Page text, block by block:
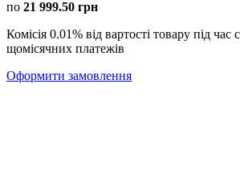
по 21 999.50 грн
Комісія 0.01% від вартості товару під час
щомісячних платежів
Оформити замовлення